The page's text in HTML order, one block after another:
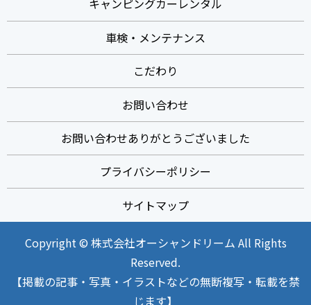
キャンピングカーレンタル
車検・メンテナンス
こだわり
お問い合わせ
お問い合わせありがとうございました
プライバシーポリシー
サイトマップ
Copyright © 株式会社オーシャンドリーム All Rights
Reserved.
【掲載の記事・写真・イラストなどの無断複写・転載を禁
じます】